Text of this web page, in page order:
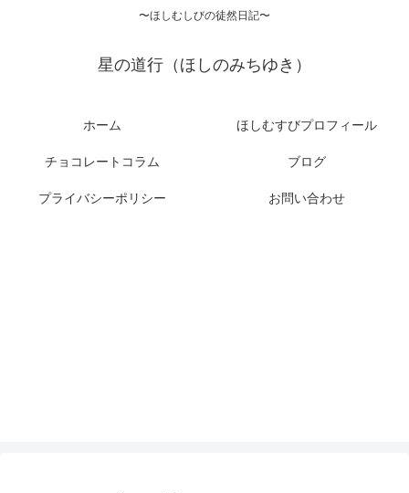
〜ほしむしびの徒然日記〜
星の道行（ほしのみちゆき）
ホーム ほしむすびプロフィール
チョコレートコラム ブログ
プライバシーポリシー お問い合わせ